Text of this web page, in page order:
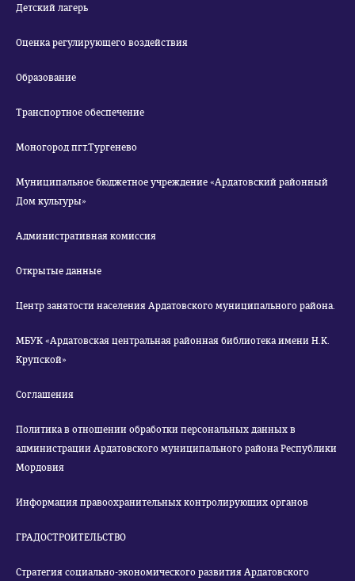
Детский лагерь
Оценка регулирующего воздействия
Образование
Транспортное обеспечение
Моногород пгт.Тургенево
Муниципальное бюджетное учреждение «Ардатовский районный
Дом культуры»
Административная комиссия
Открытые данные
Центр занятости населения Ардатовского муниципального района.
МБУК «Ардатовская центральная районная библиотека имени Н.К.
Крупской»
Соглашения
Политика в отношении обработки персональных данных в
администрации Ардатовского муниципального района Республики
Мордовия
Информация правоохранительных контролирующих органов
ГРАДОСТРОИТЕЛЬСТВО
Стратегия социально-экономического развития Ардатовского